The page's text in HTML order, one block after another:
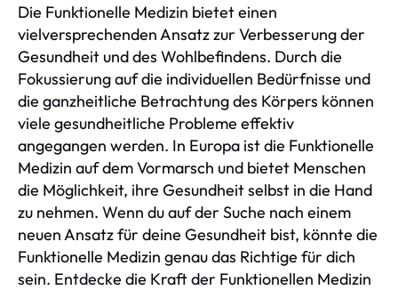
Die Funktionelle Medizin bietet einen
vielversprechenden Ansatz zur Verbesserung der
Gesundheit und des Wohlbefindens. Durch die
Fokussierung auf die individuellen Bedürfnisse und
die ganzheitliche Betrachtung des Körpers können
viele gesundheitliche Probleme effektiv
angegangen werden. In Europa ist die Funktionelle
Medizin auf dem Vormarsch und bietet Menschen
die Möglichkeit, ihre Gesundheit selbst in die Hand
zu nehmen. Wenn du auf der Suche nach einem
neuen Ansatz für deine Gesundheit bist, könnte die
Funktionelle Medizin genau das Richtige für dich
sein. Entdecke die Kraft der Funktionellen Medizin